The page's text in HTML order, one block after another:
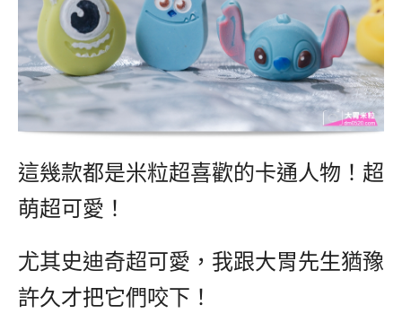
這幾款都是米粒超喜歡的卡通人物！超
萌超可愛！
尤其史迪奇超可愛，我跟大胃先生猶豫
許久才把它們咬下！